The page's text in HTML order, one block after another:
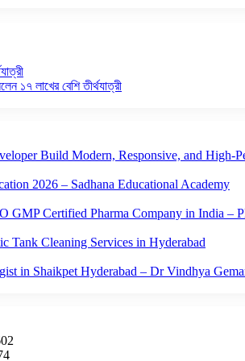
১৭ লাখের বেশি তীর্থযাত্রী
Build Modern, Responsive, and High-
2026 – Sadhana Educational Academy
GMP Certified Pharma Company in India –
Tank Cleaning Services in Hyderabad
in Shaikpet Hyderabad – Dr Vindhya